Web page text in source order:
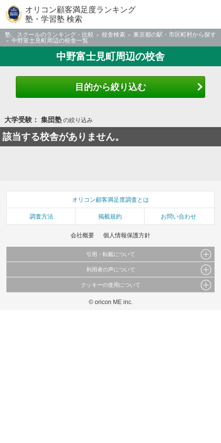
オリコン顧客満足度ランキング
塾・学習塾 検索
塾、スクールのランキング・比較 校舎検索
東京都の駅・市区町村から探す
中野富士見町周辺の校舎一覧
中野富士見町周辺の校舎
目的から絞り込む
大学受験： 集団塾の絞り込み
該当する校舎がありません。
オリコン顧客満足度調査とは
調査方法 掲載規約 お問い合わせ
会社概要 個人情報保護方針
引用・転載について
当サイトで公開されている情報（文字、写真、イラスト、画像データ等）及びこれらの配
これらの情報を権利者の許可なく無断転載・複製などの二次利用を行うことは固く禁じて
利用者の声について
当サイトに掲載している内容はすべてサービスの利用者が提出された見解・感想です。
弊社の見解・ 意見ではないことをご理解いただいた上でご覧ください。
クッキーの使用について
このサイトでは Cookie を使用して、ユーザーに合わせたコンテンツや広告の表示、ソー
© oricon ME inc.